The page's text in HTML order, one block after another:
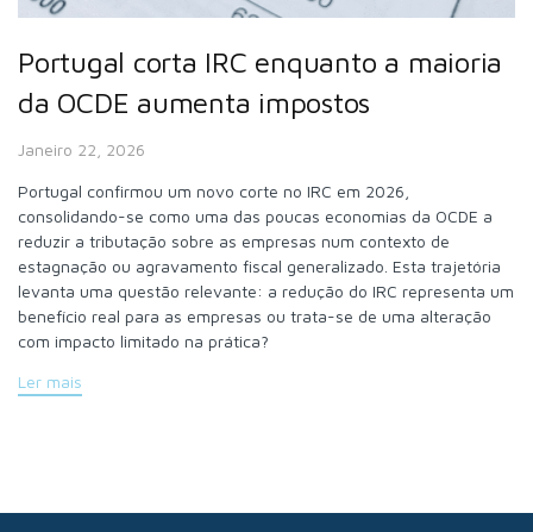
Portugal corta IRC enquanto a maioria
da OCDE aumenta impostos
Janeiro 22, 2026
Portugal confirmou um novo corte no IRC em 2026,
consolidando-se como uma das poucas economias da OCDE a
reduzir a tributação sobre as empresas num contexto de
estagnação ou agravamento fiscal generalizado. Esta trajetória
levanta uma questão relevante: a redução do IRC representa um
benefício real para as empresas ou trata-se de uma alteração
com impacto limitado na prática?
Ler mais